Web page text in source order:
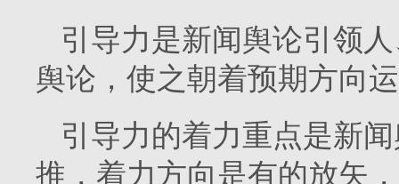
引导力是新闻舆论引领
舆论，使之朝着预期方向
引导力的着力重点是新
推，着力方向是有的放矢